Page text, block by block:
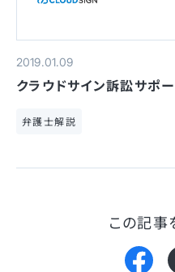
2019.01.09
クラウドサイン訴訟サポ
弁護士解説
この記事